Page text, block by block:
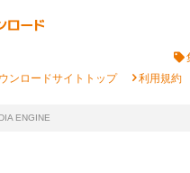
ンロードサイトトップ chevron_right利用規約
ENGINE